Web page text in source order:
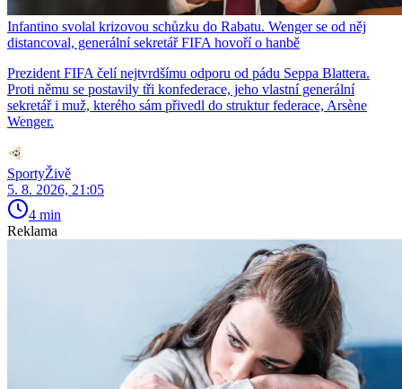
Infantino svolal krizovou schůzku do Rabatu. Wenger se od něj
distancoval, generální sekretář FIFA hovoří o hanbě
Prezident FIFA čelí nejtvrdšímu odporu od pádu Seppa Blattera.
Proti němu se postavily tři konfederace, jeho vlastní generální
sekretář i muž, kterého sám přivedl do struktur federace, Arsène
Wenger.
SportyŽivě
5. 8. 2026, 21:05
4 min
Reklama